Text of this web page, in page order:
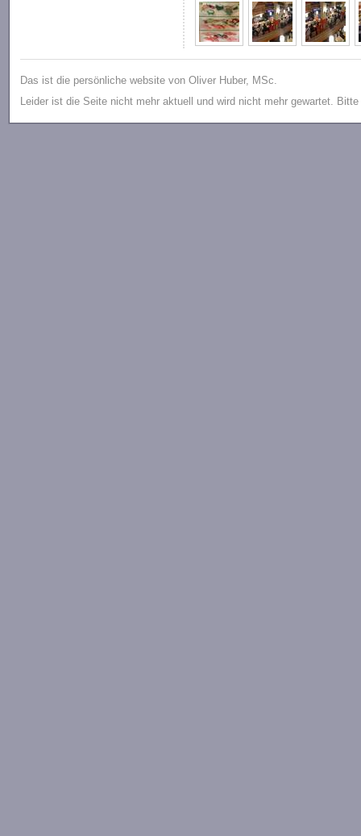
Das ist die persönliche website von Oliver Huber, MSc.
Leider ist die Seite nicht mehr aktuell und wird nicht mehr gewartet.